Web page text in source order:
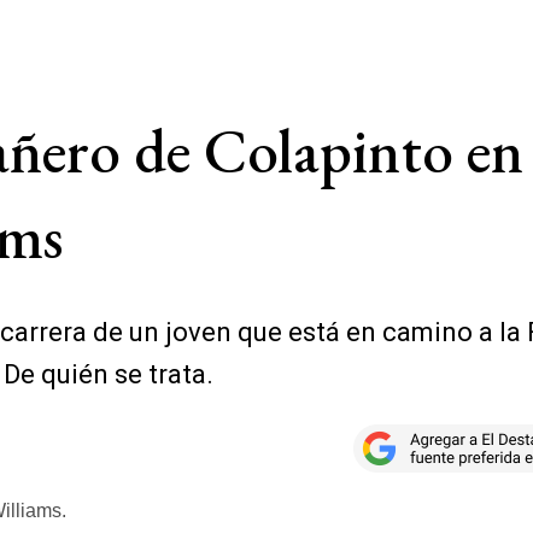
de Colapinto
de un joven que está en camino a
quién se trata.